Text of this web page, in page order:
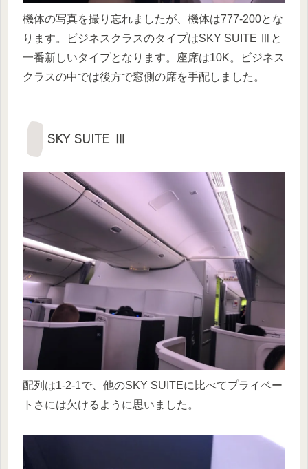
機体の写真を撮り忘れましたが、機体は777-200とな
ります。ビジネスクラスのタイプはSKY SUITE Ⅲと
一番新しいタイプとなります。座席は10K。ビジネス
クラスの中では後方で窓側の席を手配しました。
SKY SUITE Ⅲ
配列は1-2-1で、他のSKY SUITEに比べてプライベー
トさには欠けるように思いました。